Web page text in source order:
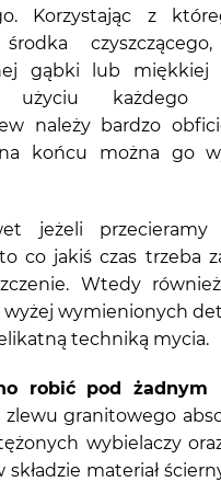
Korzystając z
gąbki lub miękkiej
każdego
należy bardzo
końcu można go
jeżeli przecieramy
co jakiś czas trzeba
Wtedy
wyżej wymienionych
techniką mycia.
robić pod żadnym
zlewu granitowego
wybielaczy
składzie materiał